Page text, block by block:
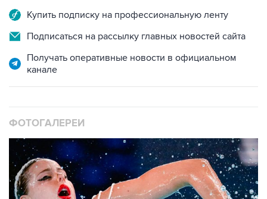
Купить подписку на профессиональную ленту
Подписаться на рассылку главных новостей сайта
Получать оперативные новости в официальном
канале
ФОТОГАЛЕРЕИ